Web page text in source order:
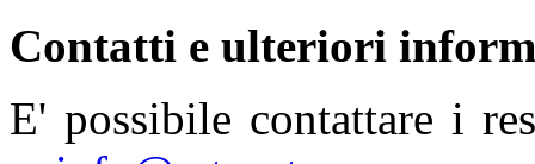
Contatti e ulteriori
E' possibile contattare i